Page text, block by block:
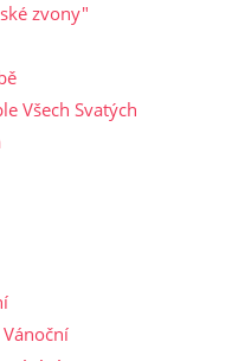
zvony"
Všech Svatých